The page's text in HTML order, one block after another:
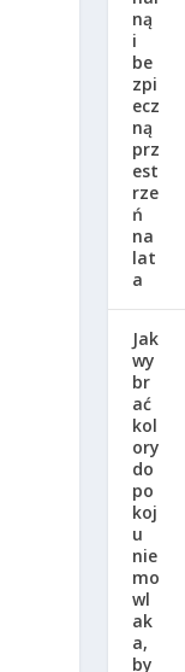
ną
i
be
zpi
ecz
ną
prz
est
rze
ń
na
lat
a
Jak
wy
br
ać
kol
ory
do
po
koj
u
nie
mo
wl
ak
a,
by